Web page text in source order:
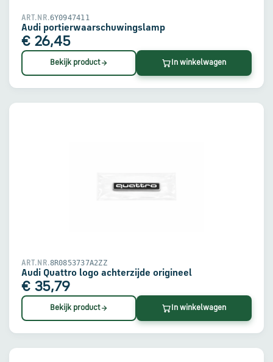
ART.NR.6Y0947411
Audi portierwaarschuwingslamp
€ 26,45
Bekijk product In winkelwagen
ART.NR.8R0853737A2ZZ
Audi Quattro logo achterzijde origineel
€ 35,79
Bekijk product In winkelwagen